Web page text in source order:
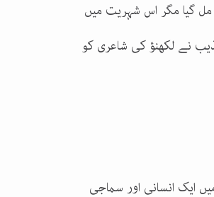
مل گیا مگر اس شہریت میں
نے لکھنؤ کی شاعری کو
ایک انسانی اور سماجی